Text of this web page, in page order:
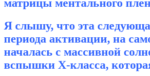
матрицы ментального
Я слышу, что эта
периода активации, на
началась с массивной
вспышки Х-класса,